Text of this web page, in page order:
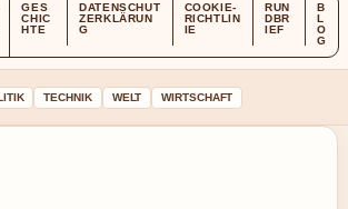
GES
CHIC
HTE
DATENSCHUT
ZERKLÄRUN
G
COOKIE-
RICHTLIN
IE
RUN
DBR
IEF
B
L
O
G
TECHNIK WELT WIRTSCHAFT